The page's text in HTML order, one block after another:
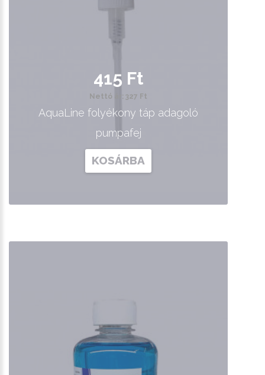
415 Ft
Nettó ár: 327 Ft
AquaLine folyékony táp adagoló
pumpafej
KOSÁRBA